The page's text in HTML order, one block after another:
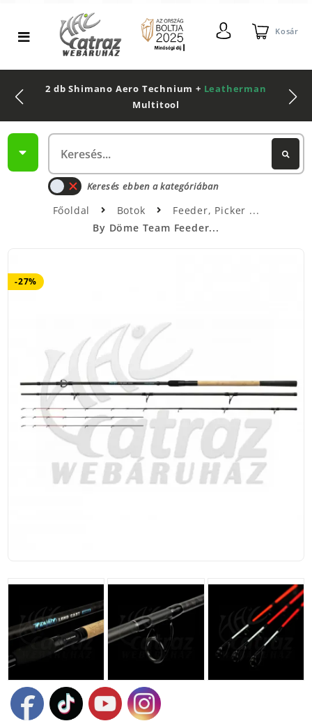
Kosár
2 db Shimano Aero Technium + Leatherman
Multitool
Keresés ebben a kategóriában
Főoldal Botok
Feeder, Picker
By Döme Team Feeder...
-27%